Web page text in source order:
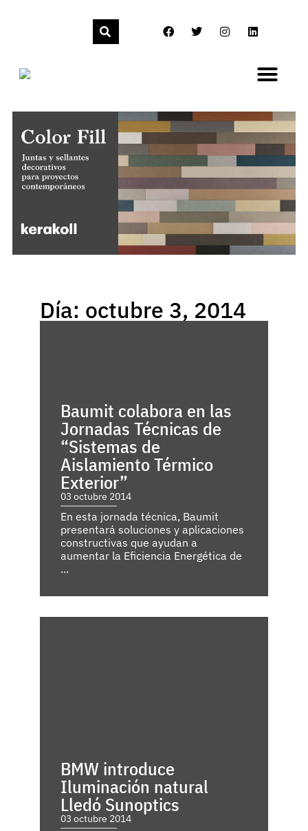
Día: octubre 3, 2014
Baumit colabora en las
Jornadas Técnicas de
“Sistemas de
Aislamiento Térmico
Exterior”
03 octubre 2014
En esta jornada técnica, Baumit
presentará soluciones y aplicaciones
constructivas que ayudan a
aumentar la Eficiencia Energética de
...
BMW introduce
Iluminación natural
Lledó Sunoptics
03 octubre 2014